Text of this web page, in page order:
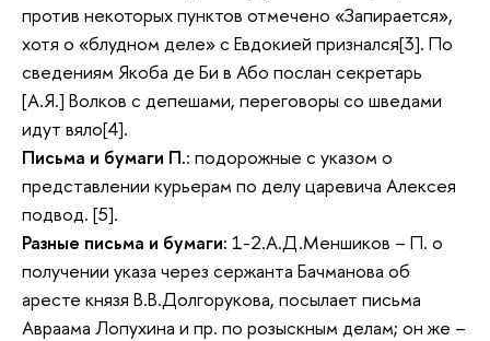
против некоторых пунктов отмечено «Запирается»,
хотя о «блудном деле» с Евдокией признался[3]. По
сведениям Якоба де Би в Або послан секретарь
[А.Я.] Волков с депешами, переговоры со шведами
идут вяло[4].
Письма и бумаги П.: подорожные с указом о
представлении курьерам по делу царевича Алексея
подвод. [5].
Разные письма и бумаги: 1-2.А.Д.Меншиков – П. о
получении указа через сержанта Бачманова об
аресте князя В.В.Долгорукова, посылает письма
Авраама Лопухина и пр. по розыскным делам; он же –